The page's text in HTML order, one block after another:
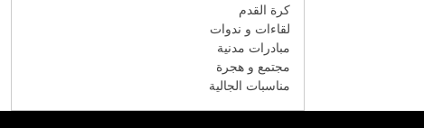
كرة القدم
لقاءات و ندوات
مبادرات مدنية
مجتمع و هجرة
مناسبات الجالية